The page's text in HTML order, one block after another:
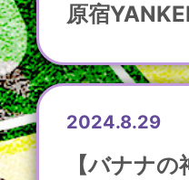
原宿
2024.8.29
【バナナ